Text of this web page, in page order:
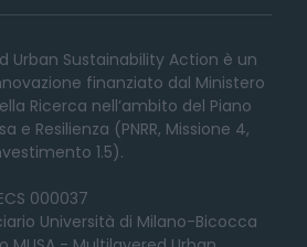
Urban Sustainability Action è un
finanziato dal Ministero
Ricerca nell’ambito del Piano
e Resilienza (PNRR, Missione 4,
1.5).
000037
Università di Milano-Bicocca